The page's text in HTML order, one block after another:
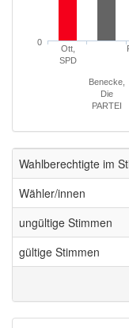
Ott,
SPD
Benecke,
Die
PARTEI
0
Wahlberechtigte im
Wähler/innen
ungültige Stimmen
gültige Stimmen